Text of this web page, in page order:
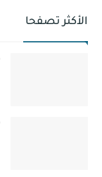
الأكثر تصفحا